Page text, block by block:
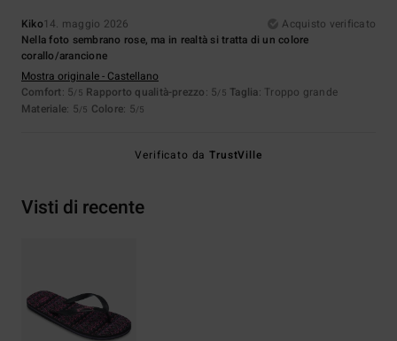
Kiko14. maggio 2026
Acquisto verificato
Nella foto sembrano rose, ma in realtà si tratta di un colore
corallo/arancione
Mostra originale - Castellano
Comfort: 5/5 Rapporto qualità-prezzo: 5/5 Taglia: Troppo grande
Materiale: 5/5 Colore: 5/5
Verificato daTrustVille
Visti di recente